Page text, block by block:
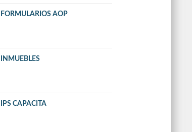
FORMULARIOS AOP
INMUEBLES
IPS CAPACITA